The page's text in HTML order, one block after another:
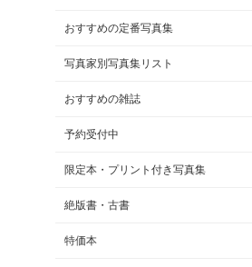
おすすめの定番写真集
写真家別写真集リスト
おすすめの雑誌
予約受付中
限定本・プリント付き写真集
絶版書・古書
特価本